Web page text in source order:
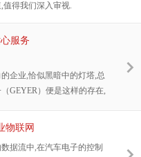
得我们深入审视.
服务
企业,恰似黑暗中的灯塔,总
GEYER）便是这样的存在,
物联网
据流中,在汽车电子的控制